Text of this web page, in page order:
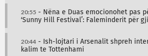
20:55 - Nëna e Duas emocionohet pas
‘Sunny Hill Festival’: Faleminderit për
20:44 - Ish-lojtari i Arsenalit shpreh
kalim te Tottenhami